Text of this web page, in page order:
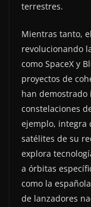
terrestres.
Mientras tanto,
revolucionando
como SpaceX y
proyectos de
han demostrado
constelaciones
ejemplo, integra
satélites de su
explora
a órbitas
como la
de lanzadores